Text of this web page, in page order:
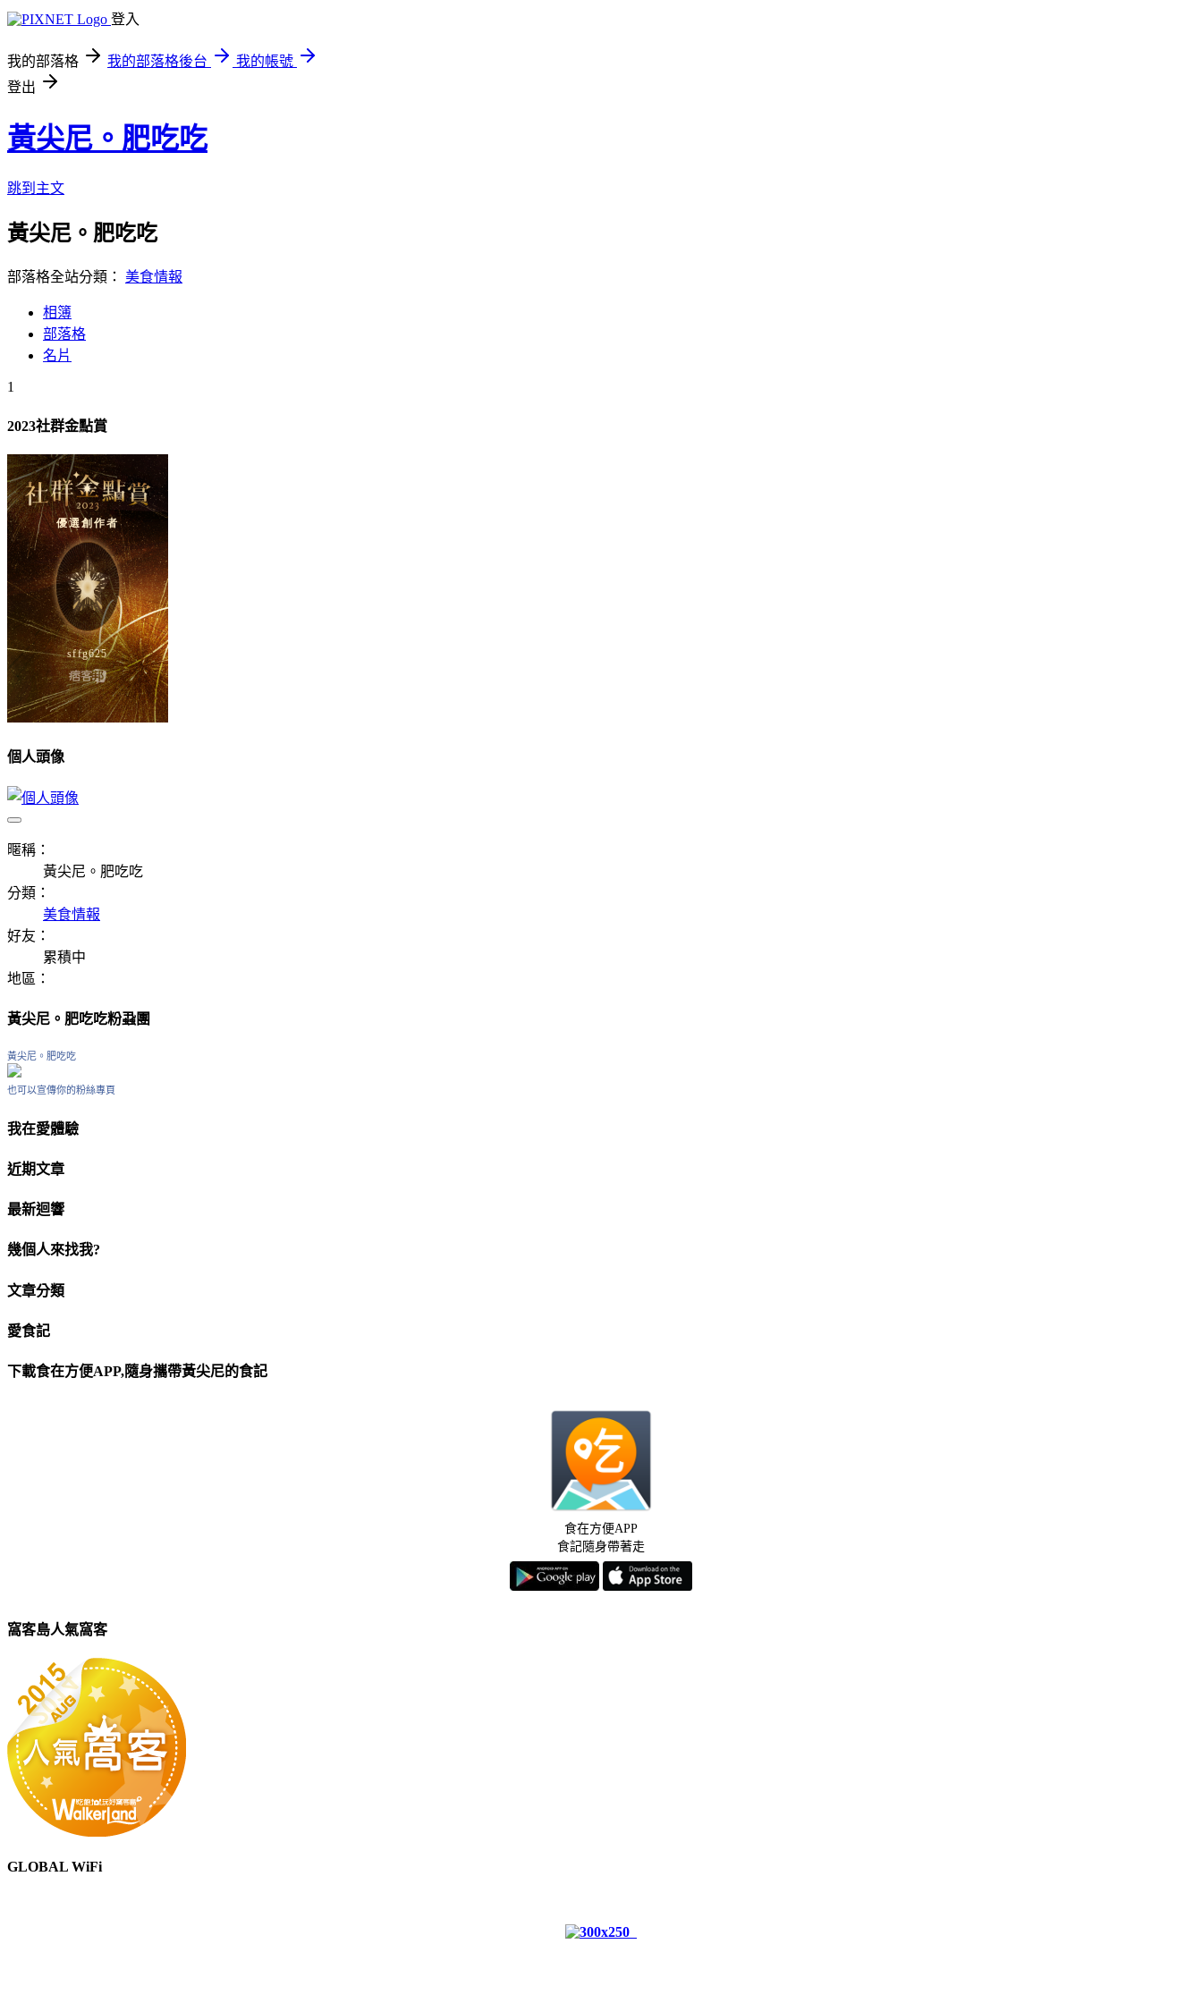
登入
我的部落格 我的部落格後台
我的帳號
登出
黃尖尼。肥吃吃
跳到主文
黃尖尼。肥吃吃
部落格全站分類： 美食情報
相簿
部落格
名片
1
2023社群金點賞
個人頭像
暱稱：
黃尖尼。肥吃吃
分類：
美食情報
好友：
累積中
地區：
黃尖尼。肥吃吃粉蝨團
黃尖尼。肥吃吃
也可以宣傳你的粉絲專頁
我在愛體驗
近期文章
最新迴響
幾個人來找我?
文章分類
愛食記
下載食在方便APP,隨身攜帶黃尖尼的食記
食在方便APP
食記隨身帶著走
窩客島人氣窩客
GLOBAL WiFi